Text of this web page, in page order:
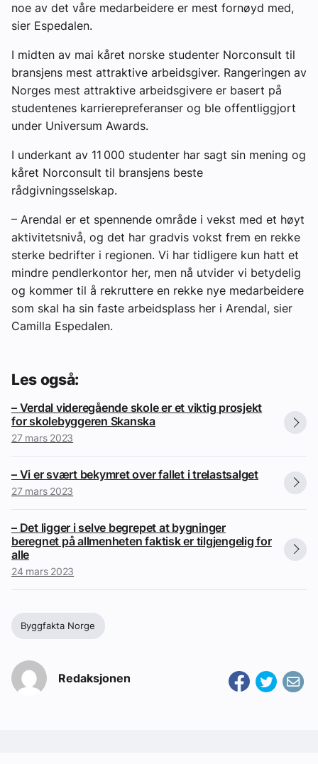
noe av det våre medarbeidere er mest fornøyd med,
sier Espedalen.
I midten av mai kåret norske studenter Norconsult til
bransjens mest attraktive arbeidsgiver. Rangeringen av
Norges mest attraktive arbeidsgivere er basert på
studentenes karrierepreferanser og ble offentliggjort
under Universum Awards.
I underkant av 11 000 studenter har sagt sin mening og
kåret Norconsult til bransjens beste
rådgivningsselskap.
– Arendal er et spennende område i vekst med et høyt
aktivitetsnivå, og det har gradvis vokst frem en rekke
sterke bedrifter i regionen. Vi har tidligere kun hatt et
mindre pendlerkontor her, men nå utvider vi betydelig
og kommer til å rekruttere en rekke nye medarbeidere
som skal ha sin faste arbeidsplass her i Arendal, sier
Camilla Espedalen.
Les også:
– Verdal videregående skole er et viktig prosjekt
for skolebyggeren Skanska
27 mars 2023
– Vi er svært bekymret over fallet i trelastsalget
27 mars 2023
– Det ligger i selve begrepet at bygninger
beregnet på allmenheten faktisk er tilgjengelig for
alle
24 mars 2023
Byggfakta Norge
Redaksjonen